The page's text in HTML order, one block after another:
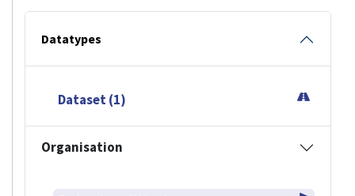
Datatypes
Dataset (1)
Organisation